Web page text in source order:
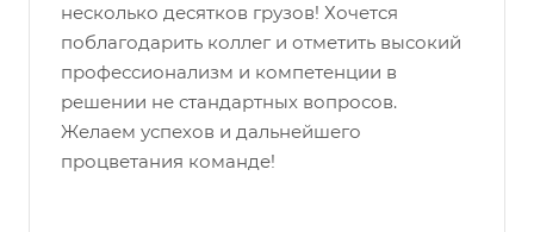
несколько десятков грузов! Хочется
поблагодарить коллег и отметить высокий
профессионализм и компетенции в
решении не стандартных вопросов.
Желаем успехов и дальнейшего
процветания команде!